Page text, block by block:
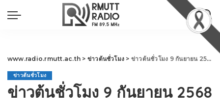
www.radio.rmutt.ac.th > ข่าวต้นชั่วโมง > ข่าวต้นชั่วโมง 9 กันยายน 2568
ข่าวต้นชั่วโมง
ข่าวต้นชั่วโมง 9 กันยายน 2568